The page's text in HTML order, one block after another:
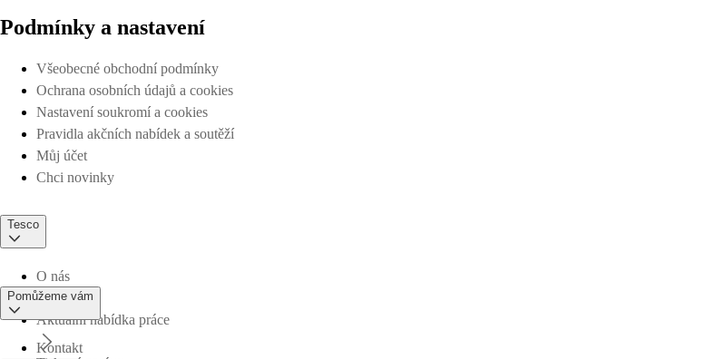
Podmínky a nastavení
Všeobecné obchodní podmínky
Ochrana osobních údajů a cookies
Nastavení soukromí a cookies
Pravidla akčních nabídek a soutěží
Můj účet
Chci novinky
Tesco
O nás
Aktuální nabídka práce
Pomůžeme vám
Kontakt